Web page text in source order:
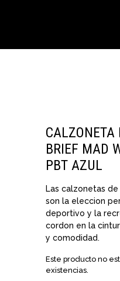
CALZONETA
BRIEF MAD
PBT AZUL
Las calzonetas
son la eleccion
deportivo y la
cordon en la
y comodidad.
Este producto no
existencias.